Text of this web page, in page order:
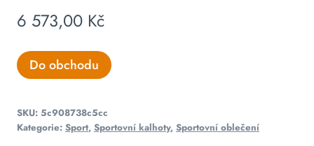
6 573,00 Kč
Do obchodu
SKU: 5c908738c5cc
Kategorie: Sport, Sportovní kalhoty, Sportovní oblečení